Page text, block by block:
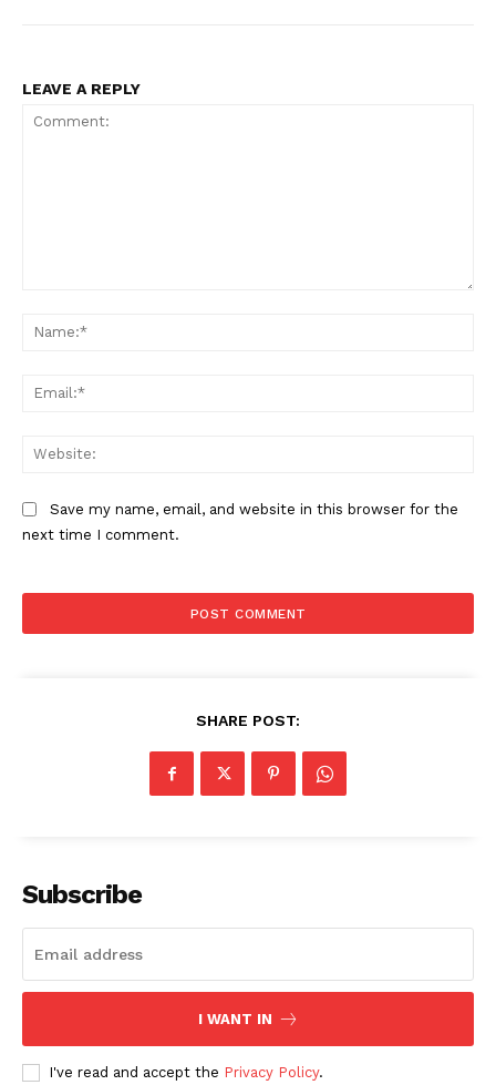
LEAVE A REPLY
Save my name, email, and website in this browser for the
next time I comment.
SHARE POST:
Subscribe
I WANT IN
I've read and accept the Privacy Policy.